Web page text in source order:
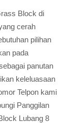
Block di
cerah
pilihan
pada
panutan
keleluasaan
Telpon kami
Panggilan
Lubang 8